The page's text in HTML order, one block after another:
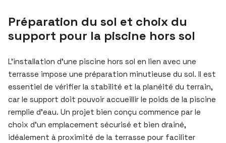
Préparation du sol et choix du
support pour la piscine hors sol
L’installation d’une piscine hors sol en lien avec une
terrasse impose une préparation minutieuse du sol. Il est
essentiel de vérifier la stabilité et la planéité du terrain,
car le support doit pouvoir accueillir le poids de la piscine
remplie d’eau. Un projet bien conçu commence par le
choix d’un emplacement sécurisé et bien drainé,
idéalement à proximité de la terrasse pour faciliter